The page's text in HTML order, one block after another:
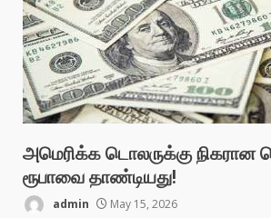
அமெரிக்க டொலருக்கு நிகரான
ரூபாவை தாண்டியது!
admin May 15, 2026